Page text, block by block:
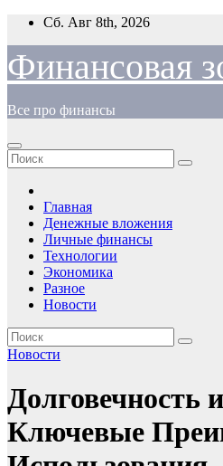
Перейти
содержимому
Сб. Авг 8th, 2026
Финансовая
Все про финансы
Главная
Денежные вложения
Личные финансы
Технологии
Экономика
Разное
Новости
Новости
Долговечность
Ключевые